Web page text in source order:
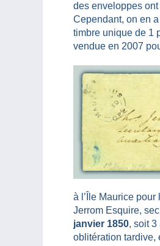
des enveloppes
Cependant, on en
timbre unique de 1
vendue en 2007
à l’Île Maurice
Jerrom Esquire,
janvier 1850, soit 3
oblitération tardive,